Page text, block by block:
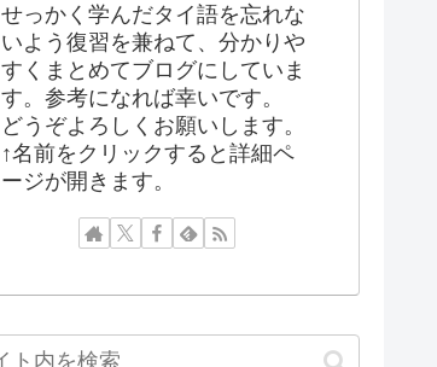
せっかく学んだタイ語を忘れな
いよう復習を兼ねて、分かりや
すくまとめてブログにしていま
す。参考になれば幸いです。
どうぞよろしくお願いします。
↑名前をクリックすると詳細ペ
ージが開きます。